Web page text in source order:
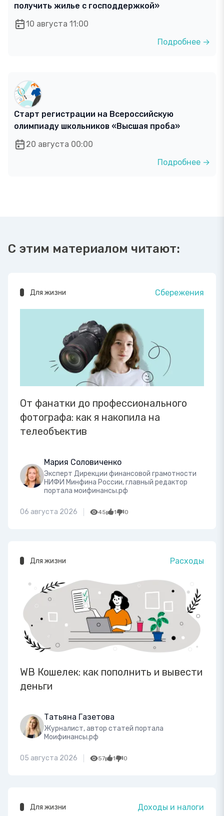
получить жилье с господдержкой»
10 августа 11:00
Подробнее →
Старт регистрации на Всероссийскую
олимпиаду школьников «Высшая проба»
20 августа 00:00
Подробнее →
С этим материалом читают:
Для жизни Сбережения
От фанатки до профессионального
фотографа: как я накопила на
телеобъектив
Мария Соловиченко
Эксперт Дирекции финансовой грамотности
НИФИ Минфина России, главный редактор
портала моифинансы.рф
06 августа 2026 45 1 0
Для жизни Расходы
WB Кошелек: как пополнить и вывести
деньги
Татьяна Газетова
Журналист, автор статей портала
Моифинансы.рф
05 августа 2026 57 1 0
Для жизни Доходы и налоги